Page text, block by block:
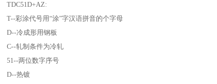
TDC51D+AZ:
T--彩涂代号用“涂”字汉语拼音的个字母
D--冷成形用钢板
C--轧制条件为冷轧
51--两位数字序号
D--热镀